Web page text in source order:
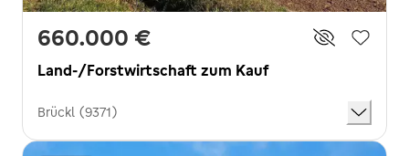
660.000 €
Land-/Forstwirtschaft zum Kauf
Brückl (9371)